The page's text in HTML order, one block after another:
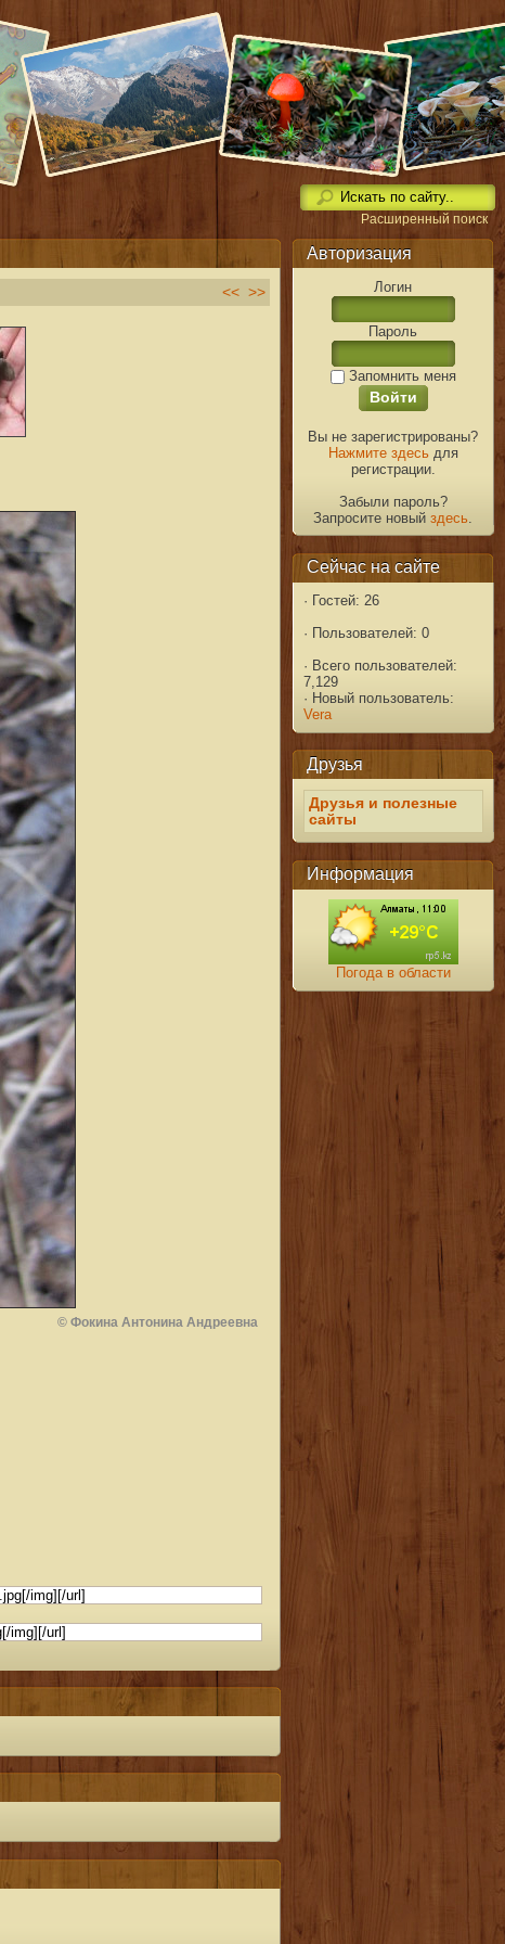
Расширенный поиск
Авторизация
Логин
Пароль
Запомнить меня
Вы не зарегистрированы?
Нажмите здесьдля
регистрации.
Забыли пароль?
Запросите новыйздесь
Сейчас на сайте
· Гостей: 26
· Пользователей: 0
· Всего пользователей:
7,129
· Новый пользователь:
Vera
Друзья
Друзья и полезные
сайты
Информация
Погода в области
<< >>
© Фокина Антонина Андреевна